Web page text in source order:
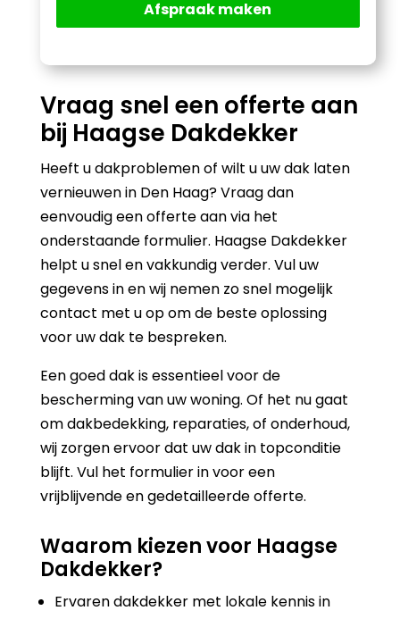
Vraag snel een offerte aan
bij Haagse Dakdekker
Heeft u dakproblemen of wilt u uw dak laten
vernieuwen in Den Haag? Vraag dan
eenvoudig een offerte aan via het
onderstaande formulier. Haagse Dakdekker
helpt u snel en vakkundig verder. Vul uw
gegevens in en wij nemen zo snel mogelijk
contact met u op om de beste oplossing
voor uw dak te bespreken.
Een goed dak is essentieel voor de
bescherming van uw woning. Of het nu gaat
om dakbedekking, reparaties, of onderhoud,
wij zorgen ervoor dat uw dak in topconditie
blijft. Vul het formulier in voor een
vrijblijvende en gedetailleerde offerte.
Waarom kiezen voor Haagse
Dakdekker?
Ervaren dakdekker met lokale kennis in